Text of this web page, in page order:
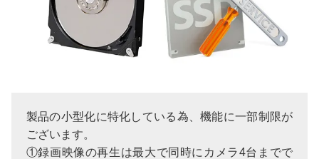
製品の小型化に特化している為、機能に一部制限が
ございます。
①録画映像の再生は最大で同時にカメラ4台までで